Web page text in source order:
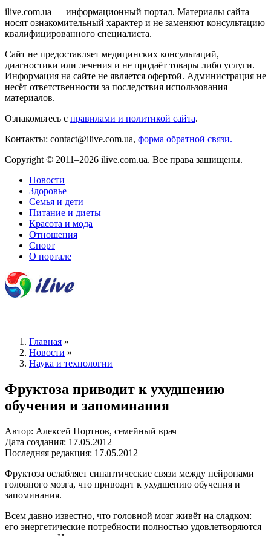
ilive.com.ua — информационный портал. Материалы сайта
носят ознакомительный характер и не заменяют консультацию
квалифицированного специалиста.
Сайт не предоставляет медицинских консультаций,
диагностики или лечения и не продаёт товары либо услуги.
Информация на сайте не является офертой. Администрация не
несёт ответственности за последствия использования
материалов.
Ознакомьтесь с правилами и политикой сайта.
Контакты: contact@ilive.com.ua, форма обратной связи.
Copyright © 2011–2026 ilive.com.ua. Все права защищены.
Новости
Здоровье
Семья и дети
Питание и диеты
Красота и мода
Отношения
Спорт
О портале
Главная »
Новости »
Наука и технологии
Фруктоза приводит к ухудшению
обучения и запоминания
Автор: Алексей Портнов, семейный врач
Дата создания: 17.05.2012
Последняя редакция: 17.05.2012
Фруктоза ослабляет синаптические связи между нейронами
головного мозга, что приводит к ухудшению обучения и
запоминания.
Всем давно известно, что головной мозг живёт на сладком:
его энергетические потребности полностью удовлетворяются